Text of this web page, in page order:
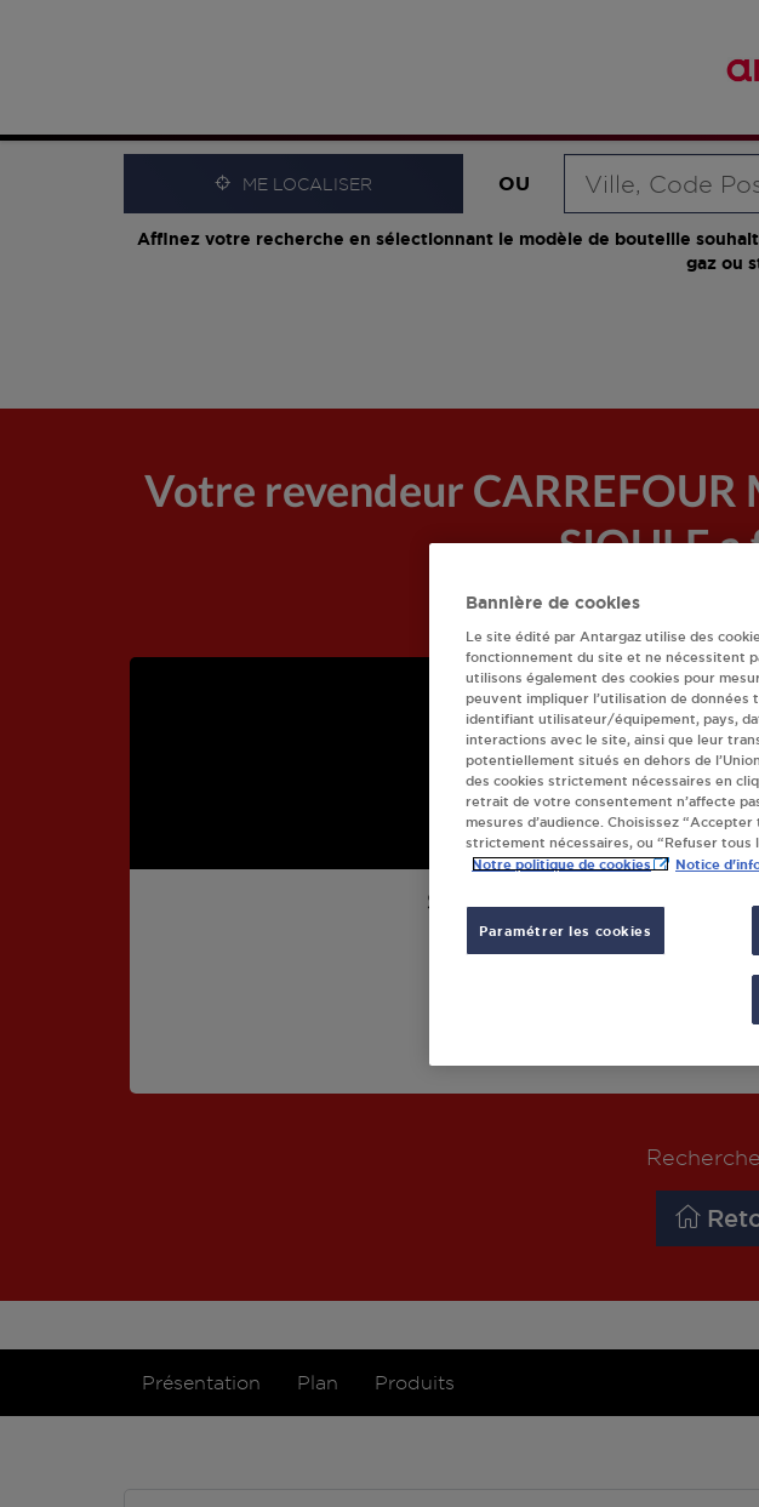
ME LOCALISER OU
Affinez votre recherche en sélectionnant le modèle de bouteille
gaz ou
Votre revendeur CARREFOUR
SIOULE
Retrouvez nos
STATION TOTAL
Présentation Plan Produits
Bannière de cookies
Le site édité par Antargaz utilise des
fonctionnement du site et ne nécessitent
utilisons également des cookies pour
peuvent impliquer l’utilisation de données
identifiant utilisateur/équipement, pays,
interactions avec le site, ainsi que leur
potentiellement situés en dehors de
des cookies strictement nécessaires en
retrait de votre consentement n’affecte
mesures d’audience. Choisissez
strictement nécessaires, ou “Refuser tous
Notre politique de cookies Notice
Paramétrer les cookies